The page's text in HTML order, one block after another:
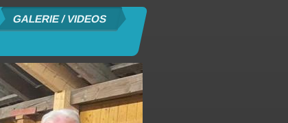
GALERIE / VIDEOS